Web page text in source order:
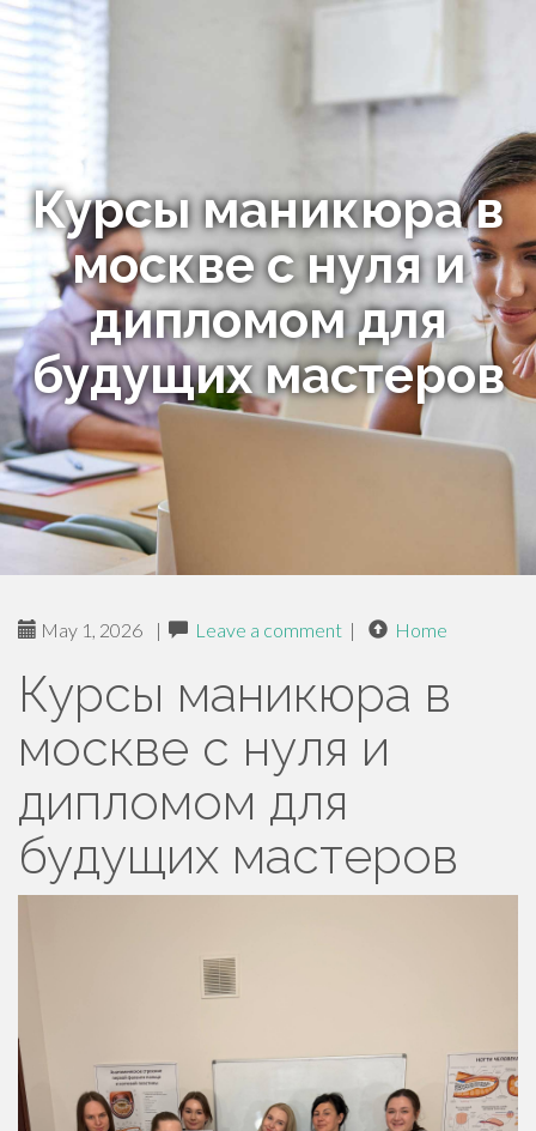
Курсы маникюра в
москве с нуля и
дипломом для
будущих мастеров
May 1, 2026 | Leave a comment | Home
Курсы маникюра в
москве с нуля и
дипломом для
будущих мастеров